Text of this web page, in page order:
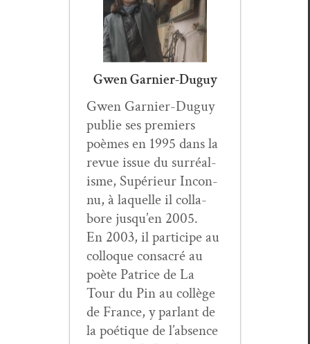
Gwen Garnier-Duguy
Gwen Gar­nier-Duguy
pub­lie ses pre­miers
poèmes en 1995 dans la
revue issue du sur­réal­
isme, Supérieur Incon­
nu, à laque­lle il col­la­
bore jusqu’en 2005.
En 2003, il par­ticipe au
col­loque con­sacré au
poète Patrice de La
Tour du Pin au col­lège
de France, y par­lant de
la poé­tique de l’ab­sence